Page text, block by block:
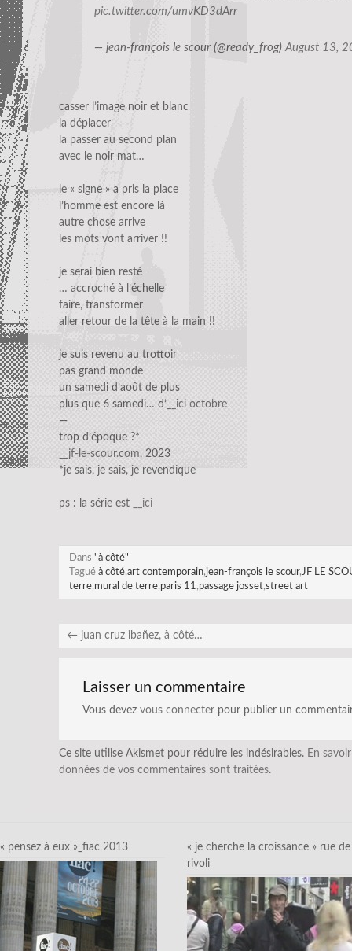
pic.twitter.com/umvKD3dArr
— jean-françois le scour (@ready_frog)August 13,
casser l’image noir et blanc
la déplacer
la passer au second plan
avec le noir mat…
le « signe » a pris la place
l’homme est encore là
autre chose arrive
les mots vont arriver !!
je serai bien resté
… accroché à l’échelle
faire, transformer
aller retour de la tête à la main !!
je suis revenu au trottoir
pas grand monde
un samedi d’août de plus
plus que 6 samedi… d’ __ici octobre
—
trop d’époque ?*
__jf-le-scour.com, 2023
*je sais, je sais, je revendique
ps : la série est __ici
Dans "à côté"
Tagué à côté,art contemporain,jean-françois le scour,JF LE
terre,mural de terre,paris 11,passage josset,street art
← juan cruz ibañez, à côté…
Laisser un commentaire
Vous devez vous connecter pour publier un
Ce site utilise Akismet pour réduire les indésirables. En
données de vos commentaires sont traitées.
« pensez à eux »_fiac 2013
« je cherche la croissance » rue de
rivoli